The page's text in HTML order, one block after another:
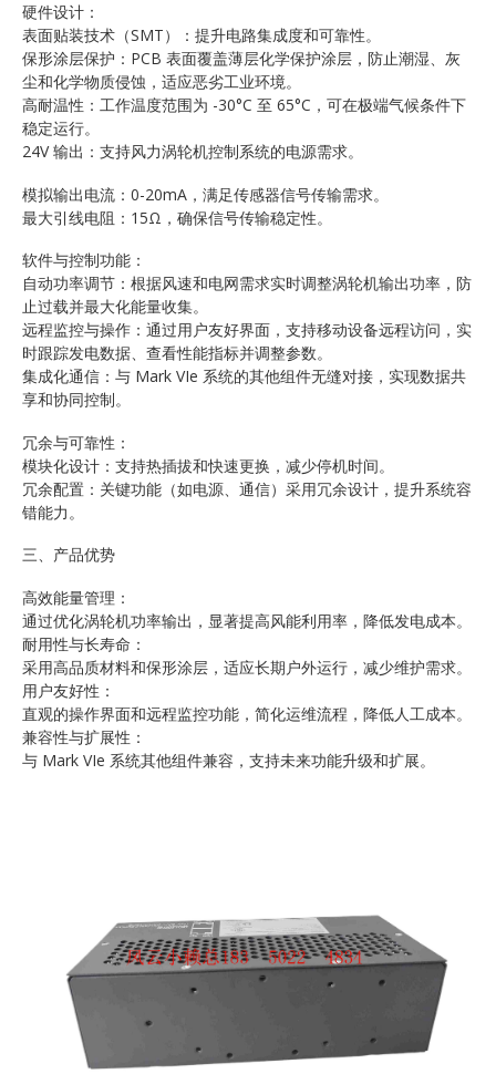
硬件设计：
表面贴装技术（SMT）：提升电路集成度和可靠性。
保形涂层保护：PCB 表面覆盖薄层化学保护涂层，防止潮湿、灰
尘和化学物质侵蚀，适应恶劣工业环境。
高耐温性：工作温度范围为 -30°C 至 65°C，可在极端气候条件下
稳定运行。
24V 输出：支持风力涡轮机控制系统的电源需求。
模拟输出电流：0-20mA，满足传感器信号传输需求。
最大引线电阻：15Ω，确保信号传输稳定性。
软件与控制功能：
自动功率调节：根据风速和电网需求实时调整涡轮机输出功率，防
止过载并最大化能量收集。
远程监控与操作：通过用户友好界面，支持移动设备远程访问，实
时跟踪发电数据、查看性能指标并调整参数。
集成化通信：与 Mark VIe 系统的其他组件无缝对接，实现数据共
享和协同控制。
冗余与可靠性：
模块化设计：支持热插拔和快速更换，减少停机时间。
冗余配置：关键功能（如电源、通信）采用冗余设计，提升系统容
错能力。
三、产品优势
高效能量管理：
通过优化涡轮机功率输出，显著提高风能利用率，降低发电成本。
耐用性与长寿命：
采用高品质材料和保形涂层，适应长期户外运行，减少维护需求。
用户友好性：
直观的操作界面和远程监控功能，简化运维流程，降低人工成本。
兼容性与扩展性：
与 Mark VIe 系统其他组件兼容，支持未来功能升级和扩展。